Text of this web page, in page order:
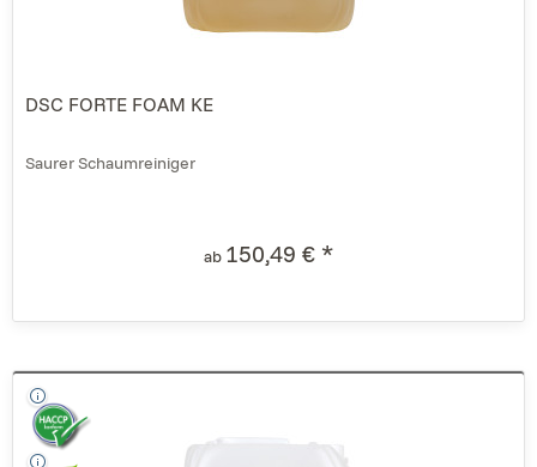
DSC FORTE FOAM KE
Saurer Schaumreiniger
ab 150,49 € *